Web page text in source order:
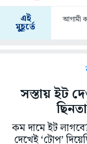
এই
মুহূর্তে
আগামী
সস্তায় ইট
কম দামে ইট
দেখেই ‘টোপ’